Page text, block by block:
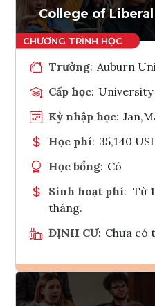
College of
Trường: Auburn
Cấp học: University
Kỳ nhập học:
Học phí: 35,140
Học bổng: Có
Sinh hoạt phí: Từ
tháng.
ĐỊNH CƯ: Chưa có